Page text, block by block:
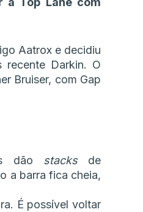
Aatrox e decidiu
recente Darkin. O
Bruiser, com Gap
dão stacksde
a barra fica cheia,
É possível voltar